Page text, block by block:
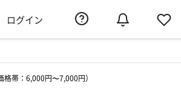
ログイン
格帯：6,000円〜7,000円）